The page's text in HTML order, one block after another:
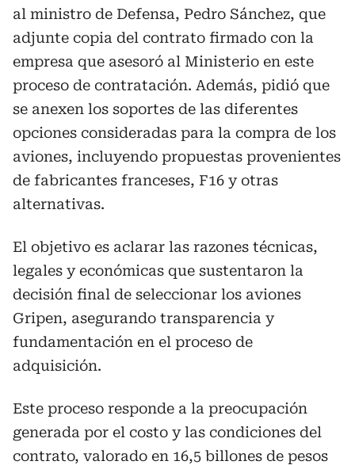
al ministro de Defensa, Pedro Sánchez, que
adjunte copia del contrato firmado con la
empresa que asesoró al Ministerio en este
proceso de contratación. Además, pidió que
se anexen los soportes de las diferentes
opciones consideradas para la compra de los
aviones, incluyendo propuestas provenientes
de fabricantes franceses, F16 y otras
alternativas.
El objetivo es aclarar las razones técnicas,
legales y económicas que sustentaron la
decisión final de seleccionar los aviones
Gripen, asegurando transparencia y
fundamentación en el proceso de
adquisición.
Este proceso responde a la preocupación
generada por el costo y las condiciones del
contrato, valorado en 16,5 billones de pesos